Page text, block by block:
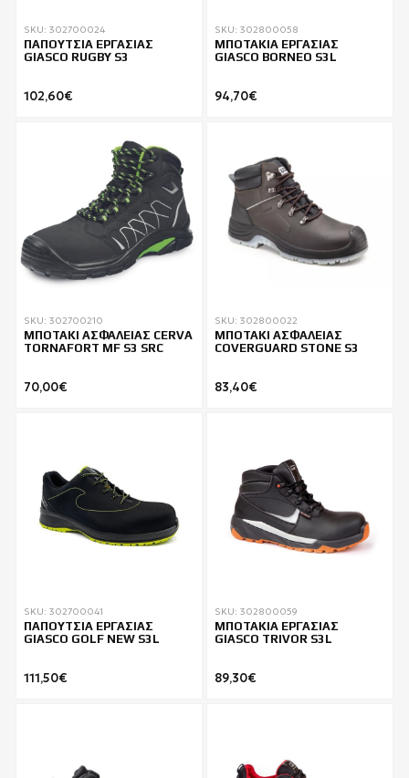
SKU: 302700024
ΠΑΠΟΥΤΣΙΑ ΕΡΓΑΣΙΑΣ
GIASCO RUGBY S3
102,60€
SKU: 302800058
ΜΠΟΤΑΚΙΑ ΕΡΓΑΣΙΑΣ
GIASCO BORNEO S3L
94,70€
SKU: 302700210
ΜΠΟΤΑΚΙ ΑΣΦΑΛΕΙΑΣ CERVA
TORNAFORT MF S3 SRC
70,00€
SKU: 302800022
ΜΠΟΤΑΚΙ ΑΣΦAΛΕΙΑΣ
COVERGUARD STONE S3
83,40€
SKU: 302700041
ΠΑΠΟΥΤΣΙΑ ΕΡΓΑΣΙΑΣ
GIASCO GOLF NEW S3L
111,50€
SKU: 302800059
ΜΠΟΤΑΚΙΑ ΕΡΓΑΣΙΑΣ
GIASCO TRIVOR S3L
89,30€